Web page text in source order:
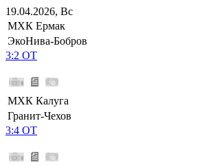
19.04.2026, Вс
МХК Ермак
ЭкоНива-Бобров
3:2 ОТ
МХК Калуга
Гранит-Чехов
3:4 ОТ